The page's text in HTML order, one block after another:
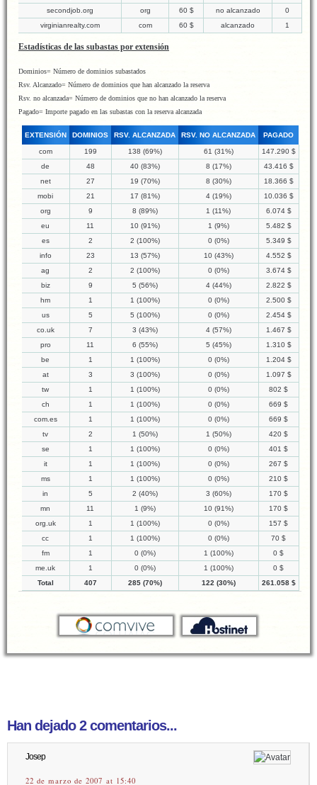
secondjob.org
org 60 $ no alcanzado
0
virginianrealty.com
com 60 $ alcanzado 1
Estadísticas de las subastas por extensión
Dominios= Número de dominios subastados
Rsv. Alcanzado= Número de dominios que han alcanzado la reserva
Rsv. no alcanzada= Número de dominios que no han alcanzado la reserva
Pagado= Importe pagado en las subastas con la reserva alcanzada
EXTENSIÓN DOMINIOS RSV. ALCANZADA RSV. NO ALCANZADA PAGADO
com 199 138 (69%) 61 (31%)
147.290 $
de
48 40 (83%) 8 (17%)
43.416 $
net
27 19 (70%) 8 (30%)
18.366 $
mobi
21 17 (81%) 4 (19%)
10.036 $
org
9 8 (89%) 1 (11%)
6.074 $
eu
11 10 (91%) 1 (9%)
5.482 $
es
2 2 (100%) 0 (0%)
5.349 $
info
23 13 (57%) 10 (43%)
4.552 $
ag
2 2 (100%) 0 (0%)
3.674 $
biz
9 5 (56%) 4 (44%)
2.822 $
hm
1 1 (100%) 0 (0%)
2.500 $
us
5 5 (100%) 0 (0%)
2.454 $
co.uk
7 3 (43%) 4 (57%)
1.467 $
pro
11 6 (55%) 5 (45%)
1.310 $
be
1 1 (100%) 0 (0%)
1.204 $
at
3 3 (100%) 0 (0%)
1.097 $
tw
1 1 (100%) 0 (0%)
802 $
ch
1 1 (100%) 0 (0%)
669 $
com.es
1 1 (100%) 0 (0%)
669 $
tv
2 1 (50%) 1 (50%)
420 $
se
1 1 (100%) 0 (0%)
401 $
it
1 1 (100%) 0 (0%)
267 $
ms
1 1 (100%) 0 (0%)
210 $
in
5 2 (40%) 3 (60%)
170 $
mn
11 1 (9%) 10 (91%)
170 $
org.uk
1 1 (100%) 0 (0%)
157 $
cc
1 1 (100%) 0 (0%)
70 $
fm
1 0 (0%) 1 (100%)
0 $
me.uk
1 0 (0%) 1 (100%)
0 $
Total
407 285 (70%) 122 (30%) 261.058 $
Han dejado 2 comentarios...
Josep
22 de marzo de 2007 at 15:40